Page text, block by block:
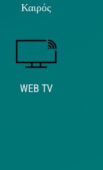
Καιρός
WEB TV